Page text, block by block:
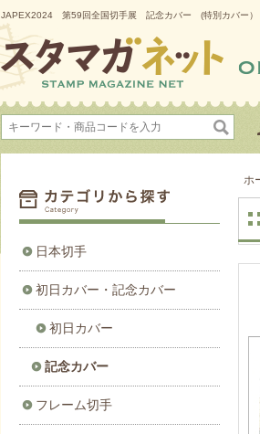
JAPEX2024 第59回全国切手展 記念カバー (特別カバー）
ホ
日本切手
初日カバー・記念カバー
初日カバー
記念カバー
フレーム切手